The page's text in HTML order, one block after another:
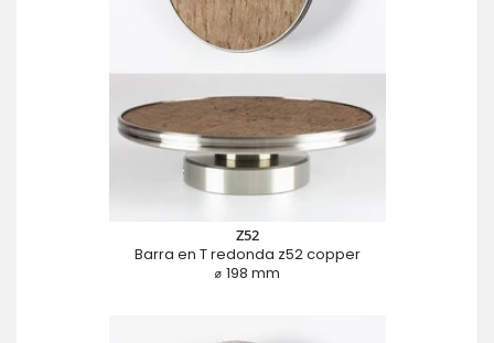
Z52
Barra en T redonda z52 copper
⌀ 198 mm